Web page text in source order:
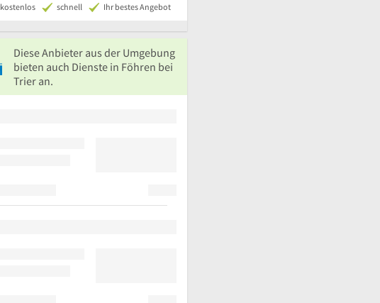
kostenlos schnell Ihr bestes Angebot
Diese Anbieter aus der Umgebung
bieten auch Dienste in Föhren bei
Trier an.